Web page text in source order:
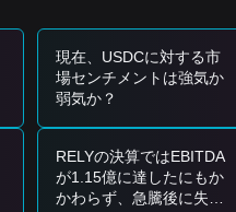
たい人にとって低リスクのエン
。
トレスを示唆し、準備金の透明
現在、USDCに対する市
場センチメントは強気か
弱気か？
RELYの決算ではEBITDA
が1.15億に達したにもか
かわらず、急騰後に失速